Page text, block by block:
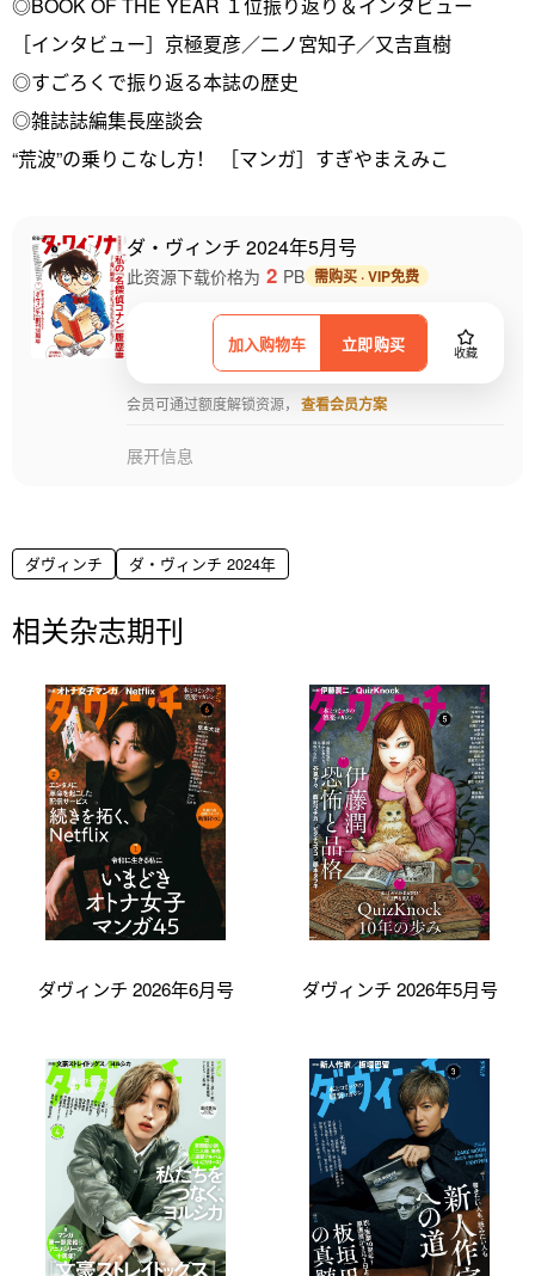
◎BOOK OF THE YEAR １位振り返り＆インタビュー
［インタビュー］京極夏彦／二ノ宮知子／又吉直樹
◎すごろくで振り返る本誌の歴史
◎雑誌誌編集長座談会
“荒波”の乗りこなし方！ ［マンガ］すぎやまえみこ
ダ・ヴィンチ 2024年5月号
加入购物车 立即购买 收藏
此资源下载价格为 2 PB 需购买 · VIP免费
会员可通过额度解锁资源， 查看会员方案
展开信息
ダヴィンチ ダ・ヴィンチ 2024年
相关杂志期刊
ダヴィンチ 2026年6月号 ダヴィンチ 2026年5月号